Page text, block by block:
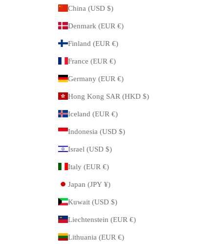
China (USD $)
Denmark (EUR €)
Finland (EUR €)
France (EUR €)
Germany (EUR €)
Hong Kong SAR (HKD $)
Iceland (EUR €)
Indonesia (USD $)
Israel (USD $)
Italy (EUR €)
Japan (JPY ¥)
Kuwait (USD $)
Liechtenstein (EUR €)
Lithuania (EUR €)